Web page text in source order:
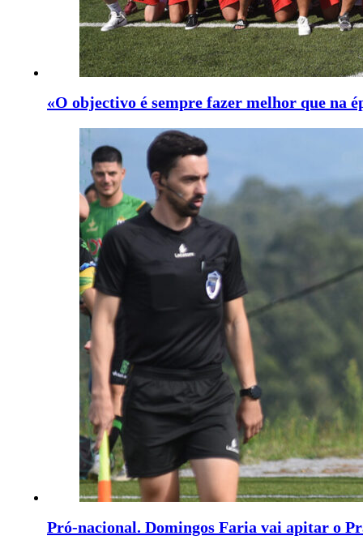
«O objectivo é sempre fazer melhor que na
Pró-nacional. Domingos Faria vai apitar o